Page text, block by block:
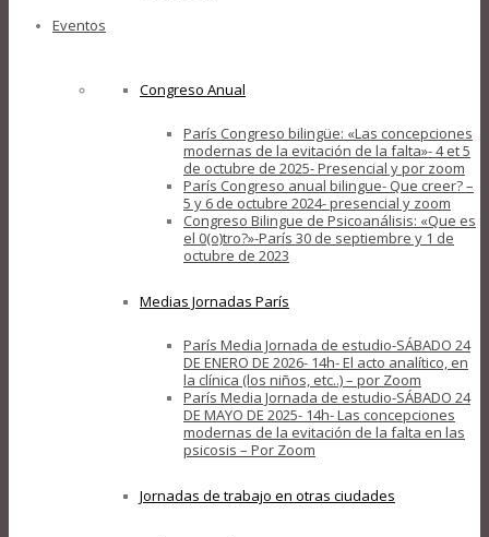
Eventos
Congreso Anual
París Congreso bilingüe: «Las concepciones
modernas de la evitación de la falta»- 4 et 5
de octubre de 2025- Presencial y por zoom
París Congreso anual bilingue- Que creer? –
5 y 6 de octubre 2024- presencial y zoom
Congreso Bilingue de Psicoanálisis: «Que es
el 0(o)tro?»-París 30 de septiembre y 1 de
octubre de 2023
Medias Jornadas París
París Media Jornada de estudio-SÁBADO 24
DE ENERO DE 2026- 14h- El acto analítico, en
la clínica (los niños, etc..) – por Zoom
París Media Jornada de estudio-SÁBADO 24
DE MAYO DE 2025- 14h- Las concepciones
modernas de la evitación de la falta en las
psicosis – Por Zoom
Jornadas de trabajo en otras ciudades